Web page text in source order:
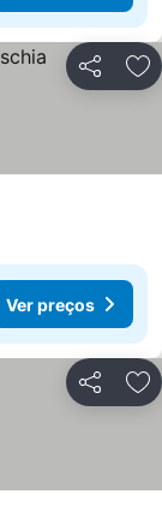
Partilhar
Ver preços
Partilhar